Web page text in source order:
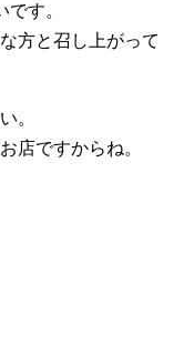
す。
方と召し上がって
。
店ですからね。